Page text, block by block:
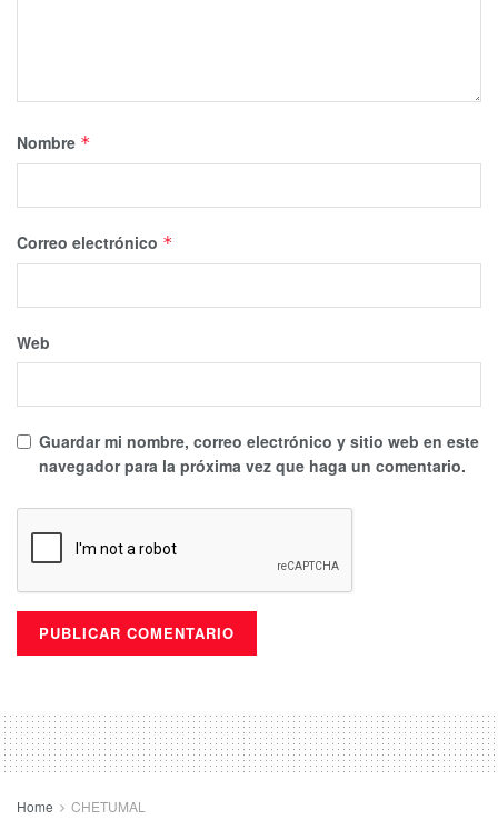
Nombre *
Correo electrónico *
Web
Guardar mi nombre, correo electrónico y sitio web en este
navegador para la próxima vez que haga un comentario.
Home CHETUMAL